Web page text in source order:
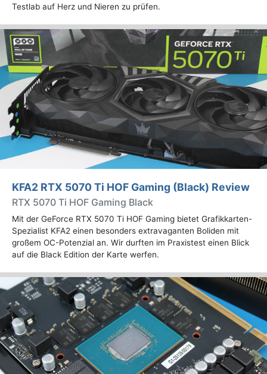
Testlab auf Herz und Nieren zu prüfen.
KFA2 RTX 5070 Ti HOF Gaming (Black) Review
RTX 5070 Ti HOF Gaming Black
Mit der GeForce RTX 5070 Ti HOF Gaming bietet Grafikkarten-
Spezialist KFA2 einen besonders extravaganten Boliden mit
großem OC-Potenzial an. Wir durften im Praxistest einen Blick
auf die Black Edition der Karte werfen.